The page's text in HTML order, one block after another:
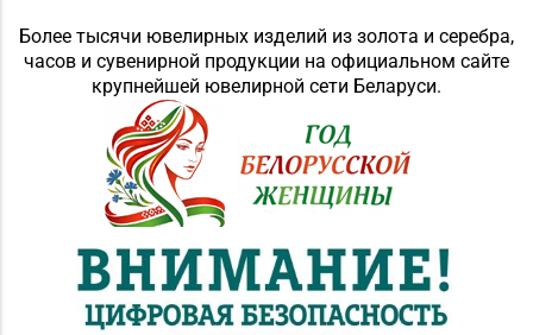
Более тысячи ювелирных изделий из золота и серебра,
часов и сувенирной продукции на официальном сайте
крупнейшей ювелирной сети Беларуси.